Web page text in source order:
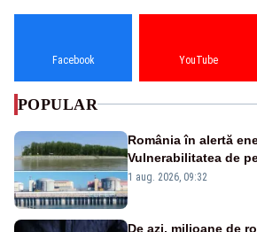
Facebook YouTube
POPULAR
România în alertă
Vulnerabilitatea de
în pericol Centrala
1 aug. 2026, 09:32
De azi, milioane de